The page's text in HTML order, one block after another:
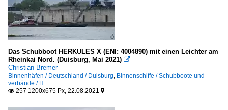
Das Schubboot HERKULES X (ENI: 4004890) mit einen Leichter am
Rheinkai Nord. (​Duisburg, Mai 2021) 
Christian Bremer
Binnenhäfen / Deutschland / Duisburg, Binnenschiffe / Schubboote und -
verbände / H
 257 1200x675 Px, 22.08.2021 